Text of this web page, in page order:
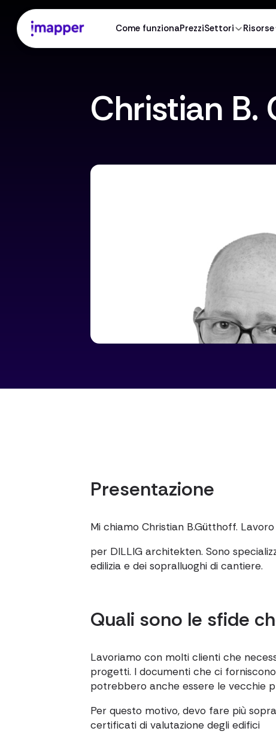
Come funzionaPrezziSettori Risorse
Christian B.
Presentazione
Mi chiamo Christian B.Gütthoff.
per DILLIG architekten. Sono
edilizia e dei sopralluoghi di cantiere.
Quali sono le sfide
Lavoriamo con molti clienti che
progetti. I documenti che ci
potrebbero anche essere le vecchie
Per questo motivo, devo fare più
certificati di valutazione degli edifici